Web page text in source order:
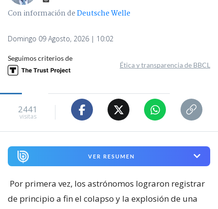
Con información deDeutsche Welle
Domingo 09 Agosto, 2026 | 10:02
Seguimos criterios de
Ética y transparencia de BBCL
2441
visitas
VER RESUMEN
Por primera vez, los astrónomos lograron registrar
de principio a fin el colapso y la explosión de una